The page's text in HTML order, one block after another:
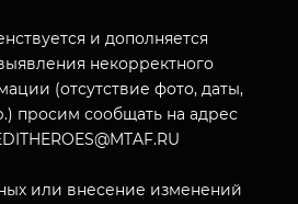
и дополняется
некорректного
(отсутствие фото, даты,
просим сообщать на адрес
или внесение изменений